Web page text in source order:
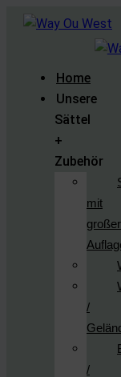
Home
Unsere
Sättel
+
Zubehör
mit
großer
/
/